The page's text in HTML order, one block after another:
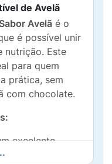
de Avelã
Avelã é o
é possível unir
nutrição. Este
para quem
prática, sem
com chocolate.
excelente
na